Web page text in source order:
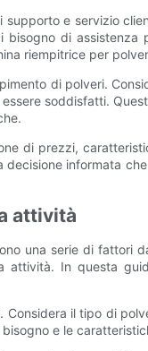
e servizio
di assistenza
riempitrice per
di polveri.
soddisfatti.
di prezzi,
informata
attività
una serie di fattori
In questa
il tipo di
e le